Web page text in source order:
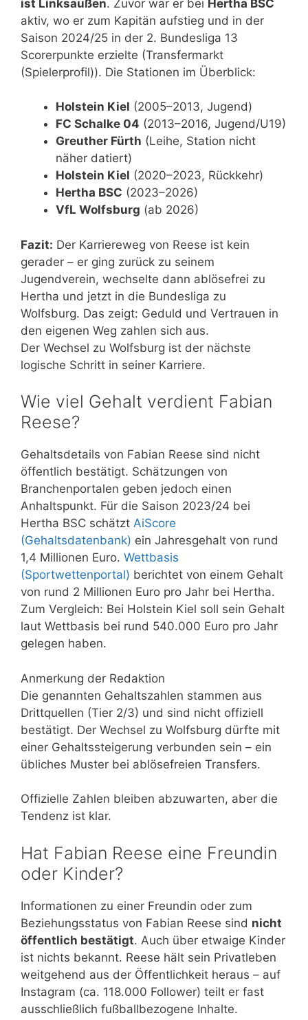
ist Linksaußen. Zuvor war er bei Hertha BSC
aktiv, wo er zum Kapitän aufstieg und in der
Saison 2024/25 in der 2. Bundesliga 13
Scorerpunkte erzielte (Transfermarkt
(Spielerprofil)). Die Stationen im Überblick:
Holstein Kiel (2005–2013, Jugend)
FC Schalke 04 (2013–2016, Jugend/U19)
Greuther Fürth (Leihe, Station nicht
näher datiert)
Holstein Kiel (2020–2023, Rückkehr)
Hertha BSC (2023–2026)
VfL Wolfsburg (ab 2026)
Fazit: Der Karriereweg von Reese ist kein
gerader – er ging zurück zu seinem
Jugendverein, wechselte dann ablösefrei zu
Hertha und jetzt in die Bundesliga zu
Wolfsburg. Das zeigt: Geduld und Vertrauen in
den eigenen Weg zahlen sich aus.
Der Wechsel zu Wolfsburg ist der nächste
logische Schritt in seiner Karriere.
Wie viel Gehalt verdient Fabian
Reese?
Gehaltsdetails von Fabian Reese sind nicht
öffentlich bestätigt. Schätzungen von
Branchenportalen geben jedoch einen
Anhaltspunkt. Für die Saison 2023/24 bei
Hertha BSC schätzt AiScore
(Gehaltsdatenbank) ein Jahresgehalt von rund
1,4 Millionen Euro. Wettbasis
(Sportwettenportal) berichtet von einem Gehalt
von rund 2 Millionen Euro pro Jahr bei Hertha.
Zum Vergleich: Bei Holstein Kiel soll sein Gehalt
laut Wettbasis bei rund 540.000 Euro pro Jahr
gelegen haben.
Anmerkung der Redaktion
Die genannten Gehaltszahlen stammen aus
Drittquellen (Tier 2/3) und sind nicht offiziell
bestätigt. Der Wechsel zu Wolfsburg dürfte mit
einer Gehaltssteigerung verbunden sein – ein
übliches Muster bei ablösefreien Transfers.
Offizielle Zahlen bleiben abzuwarten, aber die
Tendenz ist klar.
Hat Fabian Reese eine Freundin
oder Kinder?
Informationen zu einer Freundin oder zum
Beziehungsstatus von Fabian Reese sind nicht
öffentlich bestätigt. Auch über etwaige Kinder
ist nichts bekannt. Reese hält sein Privatleben
weitgehend aus der Öffentlichkeit heraus – auf
Instagram (ca. 118.000 Follower) teilt er fast
ausschließlich fußballbezogene Inhalte.